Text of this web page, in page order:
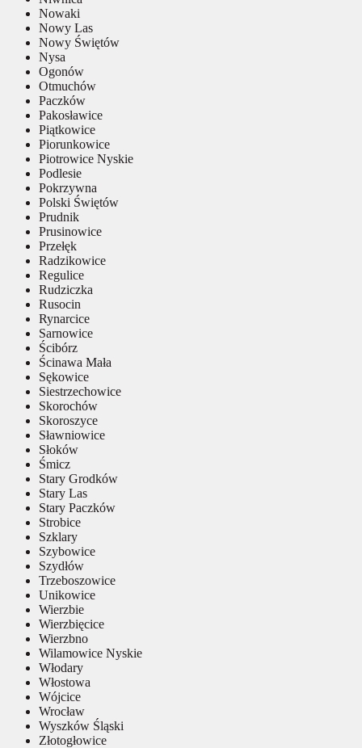
Nowaki
Nowy Las
Nowy Świętów
Nysa
Ogonów
Otmuchów
Paczków
Pakosławice
Piątkowice
Piorunkowice
Piotrowice Nyskie
Podlesie
Pokrzywna
Polski Świętów
Prudnik
Prusinowice
Przełęk
Radzikowice
Regulice
Rudziczka
Rusocin
Rynarcice
Sarnowice
Ścibórz
Ścinawa Mała
Sękowice
Siestrzechowice
Skorochów
Skoroszyce
Sławniowice
Słoków
Śmicz
Stary Grodków
Stary Las
Stary Paczków
Strobice
Szklary
Szybowice
Szydłów
Trzeboszowice
Unikowice
Wierzbie
Wierzbięcice
Wierzbno
Wilamowice Nyskie
Włodary
Włostowa
Wójcice
Wrocław
Wyszków Śląski
Złotogłowice